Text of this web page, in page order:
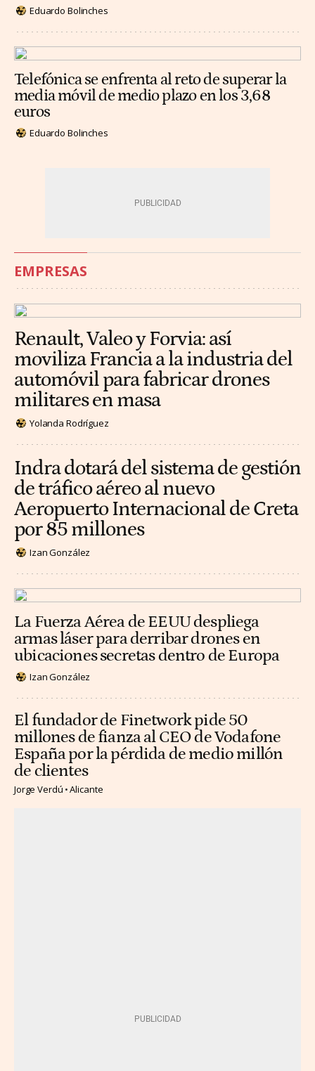
Eduardo Bolinches
Telefónica se enfrenta al reto de superar la
media móvil de medio plazo en los 3,68
euros
Eduardo Bolinches
EMPRESAS
Renault, Valeo y Forvia: así
moviliza Francia a la industria del
automóvil para fabricar drones
militares en masa
Yolanda Rodríguez
Indra dotará del sistema de gestión
de tráfico aéreo al nuevo
Aeropuerto Internacional de Creta
por 85 millones
Izan González
La Fuerza Aérea de EEUU despliega
armas láser para derribar drones en
ubicaciones secretas dentro de Europa
Izan González
El fundador de Finetwork pide 50
millones de fianza al CEO de Vodafone
España por la pérdida de medio millón
de clientes
Jorge Verdú Alicante